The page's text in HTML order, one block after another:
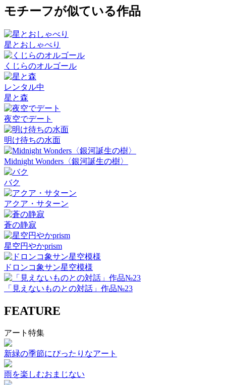
モチーフが似ている作品
星とおしゃべり
くじらのオルゴール
レンタル中
星と森
夜空でデート
明け待ちの水面
Midnight Wonders〈銀河誕生の樹〉
バク
アクア・サターン
蒼の静寂
星空円やかprism
ドロンコ象サン星空模様
「見えないものとの対話」作品№23
FEATURE
アート特集
新緑の季節にぴったりなアート
雨を楽しむおまじない